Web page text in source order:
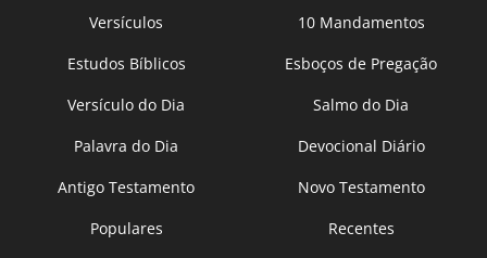
Versículos
10 Mandamentos
Estudos Bíblicos
Esboços de Pregação
Versículo do Dia
Salmo do Dia
Palavra do Dia
Devocional Diário
Antigo Testamento
Novo Testamento
Populares
Recentes